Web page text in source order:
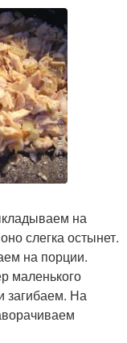
на
слегка остынет.
на порции.
маленького
загибаем. На